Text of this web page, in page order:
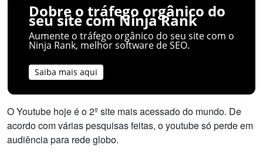
Dobre o tráfego orgânico do
seu site com Ninja Rank
Aumente o tráfego orgânico do seu site com o
Ninja Rank, melhor software de SEO.
Saiba mais aqui
O Youtube hoje é o 2º site mais acessado do mundo. De
acordo com várias pesquisas feitas, o youtube só perde em
audiência para rede globo.